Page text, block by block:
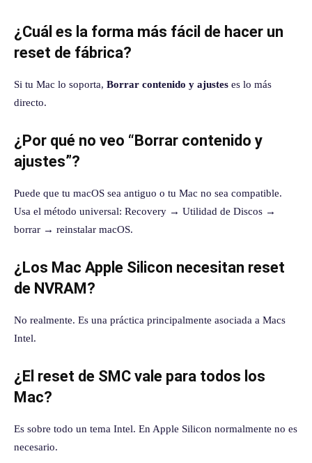
¿Cuál es la forma más fácil de hacer un
reset de fábrica?
Si tu Mac lo soporta, Borrar contenido y ajustes es lo más
directo.
¿Por qué no veo “Borrar contenido y
ajustes”?
Puede que tu macOS sea antiguo o tu Mac no sea compatible.
Usa el método universal: Recovery → Utilidad de Discos →
borrar → reinstalar macOS.
¿Los Mac Apple Silicon necesitan reset
de NVRAM?
No realmente. Es una práctica principalmente asociada a Macs
Intel.
¿El reset de SMC vale para todos los
Mac?
Es sobre todo un tema Intel. En Apple Silicon normalmente no es
necesario.